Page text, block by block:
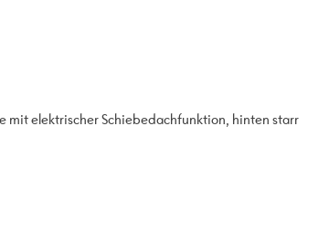
mit elektrischer Schiebedachfunktion, hinten starr